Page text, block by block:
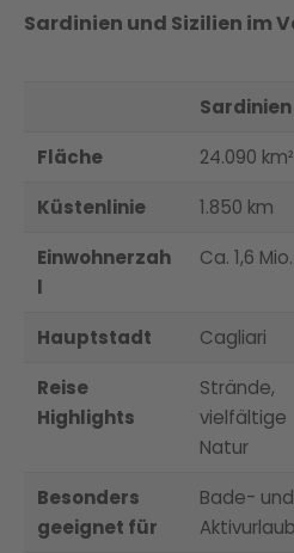
Sardinien und Sizilien im
Sardinien
Fläche
24.090 km²
Küstenlinie
1.850 km
Einwohnerzah
l
Ca. 1,6 Mio.
Hauptstadt Cagliari
Reise
Highlights
Strände,
vielfältige
Natur
Besonders
geeignet für
Bade- und
Aktivurlaub